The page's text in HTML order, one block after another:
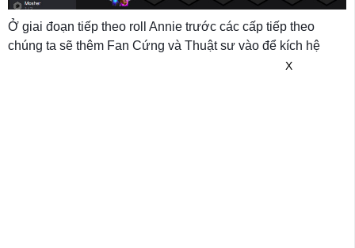
Ở giai đoạn tiếp theo roll Annie trước các cấp tiếp theo
chúng ta sẽ thêm Fan Cứng và Thuật sư vào để kích hệ
X